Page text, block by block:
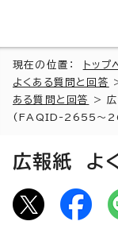
現在の位置： トップ
よくある質問と回答
ある質問と回答
> 広
(FAQID-2655～
広報紙 よ